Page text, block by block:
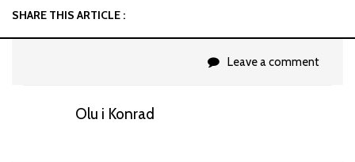
SHARE THIS ARTICLE :
Leave a comment
Olu i Konrad